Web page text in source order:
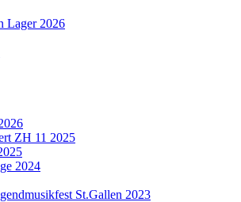
Lager 2026
ZH 11 2025
2024
St.Gallen 2023